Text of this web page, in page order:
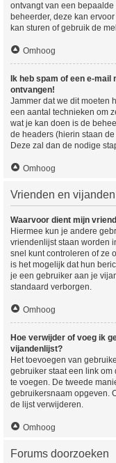
ontvangt van een
beheerder, deze kan
kan sturen of gebruik de
Omhoog
Ik heb spam of een e-
ontvangen!
Jammer dat we dit moeten
een aantal technieken om
wat je kan doen is de
de headers (hierin staan
Deze zal dan de nodige
Omhoog
Vrienden en vijanden
Waarvoor dient mijn
Hiermee kun je andere
vriendenlijst staan worden
snel kunt controleren of ze
is het mogelijk dat hun
je een gebruiker aan je
standaard verborgen.
Omhoog
Hoe verwijder of voeg ik
vijandenlijst?
Het toevoegen van
gebruiker staat een link
te voegen. De tweede
gebruikersnaam opgeven.
de lijst verwijderen.
Omhoog
Forums doorzoeken